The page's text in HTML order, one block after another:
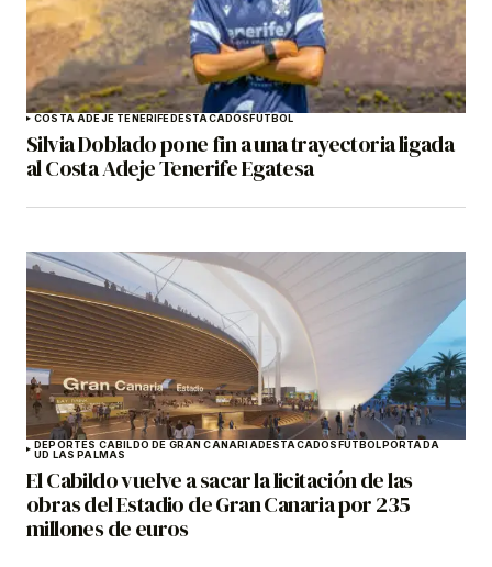
COSTA ADEJE TENERIFEDESTACADOSFÚTBOL
Silvia Doblado pone fin a una trayectoria ligada
al Costa Adeje Tenerife Egatesa
DEPORTES CABILDO DE GRAN CANARIADESTACADOSFÚTBOLPORTADA
UD LAS PALMAS
El Cabildo vuelve a sacar la licitación de las
obras del Estadio de Gran Canaria por 235
millones de euros